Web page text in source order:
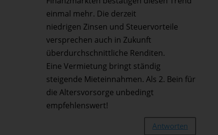
einmal mehr. Die derzeit
niedrigen Zinsen und Steuervorteile
versprechen auch in Zukunft
überdurchschnittliche Renditen.
Eine Vermietung bringt ständig
steigende Mieteinnahmen. Als 2. Bein für
die Altersvorsorge unbedingt
empfehlenswert!
Antworten